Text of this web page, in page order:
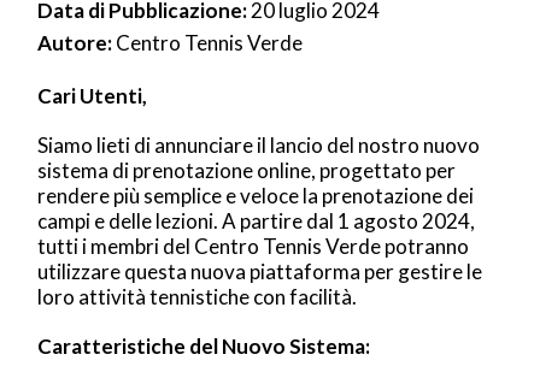
Data di Pubblicazione:20 luglio 2024
Autore:Centro Tennis Verde
Cari Utenti,
Siamo lieti di annunciare il lancio del nostro nuovo
sistema di prenotazione online, progettato per
rendere più semplice e veloce la prenotazione dei
campi e delle lezioni. A partire dal 1 agosto 2024,
tutti i membri del Centro Tennis Verde potranno
utilizzare questa nuova piattaforma per gestire le
loro attività tennistiche con facilità.
Caratteristiche del Nuovo Sistema: